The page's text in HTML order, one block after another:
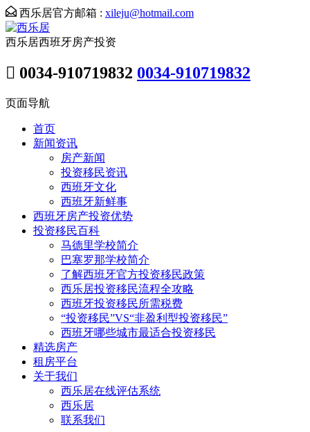
西乐居官方邮箱 : xileju@hotmail.com
西乐居西班牙房产投资
0034-910719832 0034-910719832
页面导航
首页
新闻资讯
房产新闻
投资移民资讯
西班牙文化
西班牙新鲜事
西班牙房产投资优势
投资移民百科
马德里学校简介
巴塞罗那学校简介
了解西班牙官方投资移民政策
西乐居投资移民流程全攻略
西班牙投资移民所需税费
“投资移民”VS“非盈利型投资移民”
西班牙哪些城市最适合投资移民
精选房产
租房平台
关于我们
西乐居在线评估系统
西乐居
联系我们